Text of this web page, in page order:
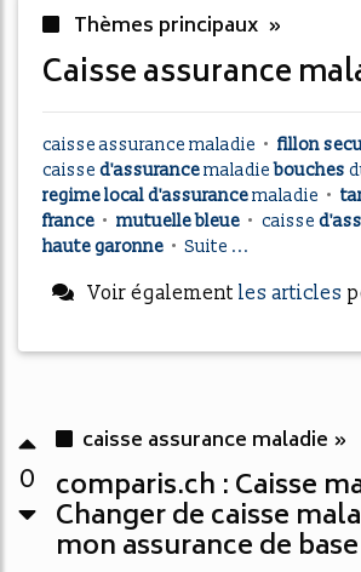
Thèmes principaux »
caisse assurance
caisse assurance maladie • fillon
caisse d'assurancemaladiebouches
regime local d'assurancemaladie •
france • mutuelle bleue • caisse
haute garonne •Suite ...
Voir également les articles
0
caisse assurance maladie »
comparis.ch : Caisse
Changer de caisse
mon assurance de